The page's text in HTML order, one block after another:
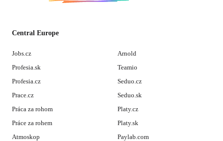
Central Europe
Jobs.cz
Profesia.sk
Profesia.cz
Prace.cz
Práca za rohom
Práce za rohem
Atmoskop
Arnold
Teamio
Seduo.cz
Seduo.sk
Platy.cz
Platy.sk
Paylab.com